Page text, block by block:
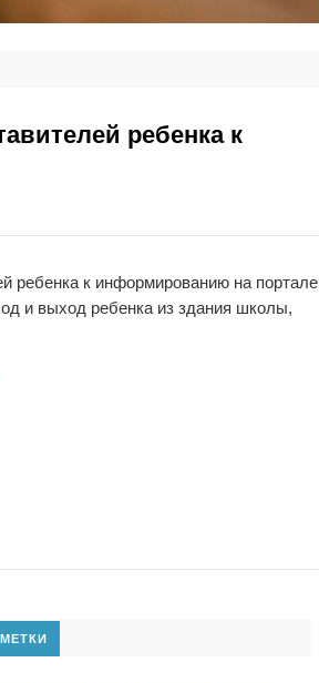
ребенка к
ребенка к информированию на портале
и выход ребенка из здания школы,
МЕТКИ